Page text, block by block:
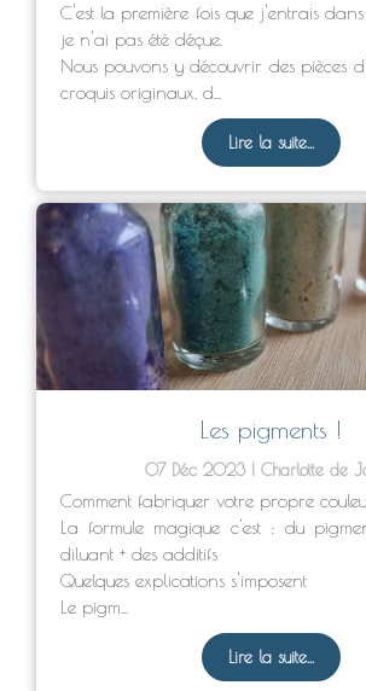
C'est la première fois que j'entrais
je n'ai pas été déçue.
Nous pouvons y découvrir des pièces
croquis originaux, d...
Lire la suite...
Les pigments !
07 Déc 2023 Charlotte de
Comment fabriquer votre propre
La formule magique c'est : du
diluant + des additifs
Quelques explications s'imposent
Le pigm...
Lire la suite...